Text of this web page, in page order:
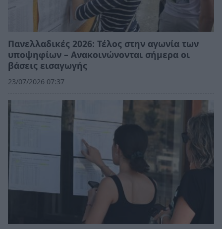
Πανελλαδικές 2026: Τέλος στην αγωνία των
υποψηφίων – Ανακοινώνονται σήμερα οι
βάσεις εισαγωγής
23/07/2026 07:37